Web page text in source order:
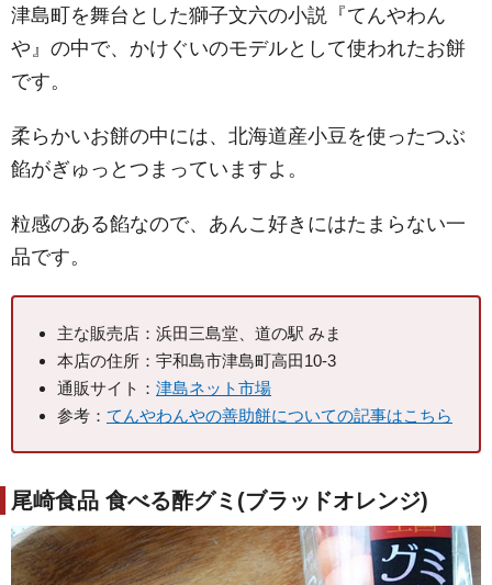
津島町を舞台とした獅子文六の小説『てんやわん
や』の中で、かけぐいのモデルとして使われたお餅
です。
柔らかいお餅の中には、北海道産小豆を使ったつぶ
餡がぎゅっとつまっていますよ。
粒感のある餡なので、あんこ好きにはたまらない一
品です。
主な販売店：浜田三島堂、道の駅 みま
本店の住所：宇和島市津島町高田10-3
通販サイト： 津島ネット市場
参考： てんやわんやの善助餅についての記事はこちら
尾崎食品 食べる酢グミ(ブラッドオレンジ)